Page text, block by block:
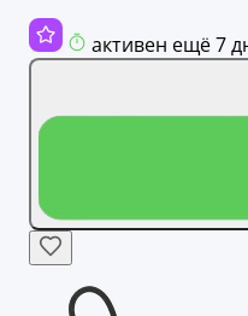
активен ещё 7